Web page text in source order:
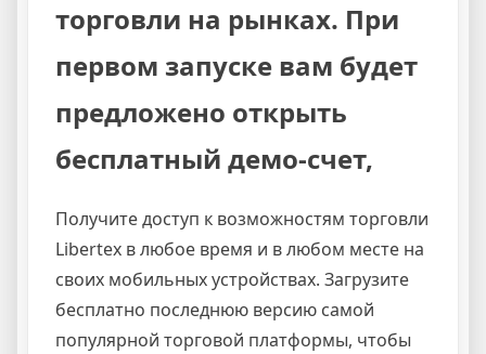
торговли на рынках. При
первом запуске вам будет
предложено открыть
бесплатный демо-счет,
Получите доступ к возможностям торговли
Libertex в любое время и в любом месте на
своих мобильных устройствах. Загрузите
бесплатно последнюю версию самой
популярной торговой платформы, чтобы